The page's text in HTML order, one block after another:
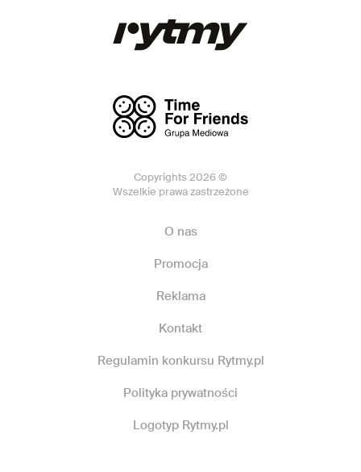
Copyrights 2026 ©
Wszelkie prawa zastrzeżone
O nas
Promocja
Reklama
Kontakt
Regulamin konkursu Rytmy.pl
Polityka prywatności
Logotyp Rytmy.pl